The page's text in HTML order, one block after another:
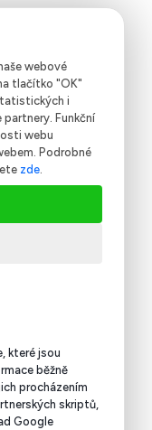
webové
tlačítko "OK"
i
Funkční
webu
Podrobné
zde.
které jsou
běžně
procházením
skriptů,
Google